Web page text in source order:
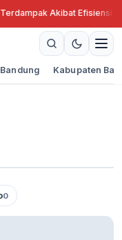
Akibat Efisiensi
Kabupaten
0